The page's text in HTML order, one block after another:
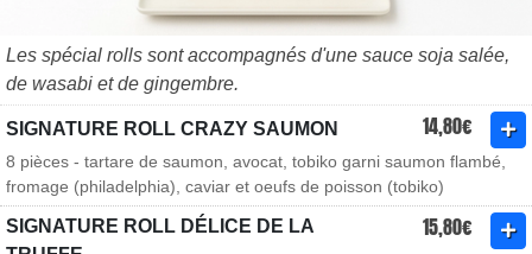
Les spécial rolls sont accompagnés d'une sauce soja salée,
de wasabi et de gingembre.
SIGNATURE ROLL CRAZY SAUMON 14,80€
8 pièces - tartare de saumon, avocat, tobiko garni saumon flambé,
fromage (philadelphia), caviar et oeufs de poisson (tobiko)
SIGNATURE ROLL DÉLICE DE LA
15,80€